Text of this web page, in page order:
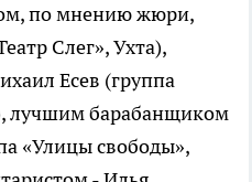
по мнению жюри,
Слег», Ухта),
Есев (группа
лучшим барабанщиком
«Улицы свободы»,